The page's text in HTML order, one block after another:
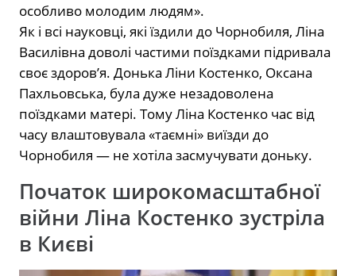
особливо молодим людям».
Як і всі науковці, які їздили до Чорнобиля, Ліна
Василівна доволі частими поїздками підривала
своє здоров’я. Донька Ліни Костенко, Оксана
Пахльовська, була дуже незадоволена
поїздками матері. Тому Ліна Костенко час від
часу влаштовувала «таємні» виїзди до
Чорнобиля — не хотіла засмучувати доньку.
Початок широкомасштабної
війни Ліна Костенко зустріла
в Києві